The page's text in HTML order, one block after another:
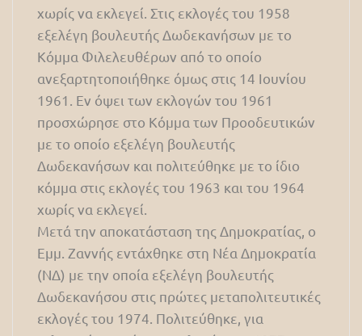
χωρίς να εκλεγεί. Στις εκλογές του 1958
εξελέγη βουλευτής Δωδεκανήσων με το
Κόμμα Φιλελευθέρων από το οποίο
ανεξαρτητοποιήθηκε όμως στις 14 Ιουνίου
1961. Εν όψει των εκλογών του 1961
προσχώρησε στο Κόμμα των Προοδευτικών
με το οποίο εξελέγη βουλευτής
Δωδεκανήσων και πολιτεύθηκε με το ίδιο
κόμμα στις εκλογές του 1963 και του 1964
χωρίς να εκλεγεί.
Μετά την αποκατάσταση της Δημοκρατίας, ο
Εμμ. Ζαννής εντάχθηκε στη Νέα Δημοκρατία
(ΝΔ) με την οποία εξελέγη βουλευτής
Δωδεκανήσου στις πρώτες μεταπολιτευτικές
εκλογές του 1974. Πολιτεύθηκε, για